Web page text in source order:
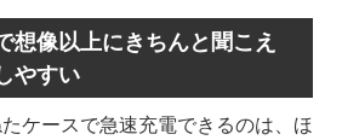
想像以上にきちんと聞こえ
やすい
ケースで急速充電できるのは、ほ